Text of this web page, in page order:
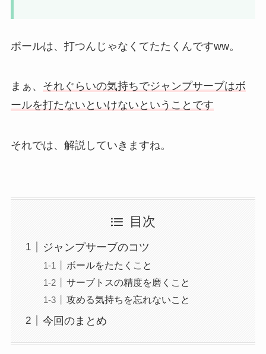
ボールは、打つんじゃなくてたたくんですww。
まぁ、 それぐらいの気持ちでジャンプサーブはボ
ールを打たないといけないということです
それでは、解説していきますね。
目次
ジャンプサーブのコツ
ボールをたたくこと
サーブトスの精度を磨くこと
攻める気持ちを忘れないこと
今回のまとめ